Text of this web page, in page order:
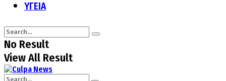
ΥΓΕΙΑ
No Result
View All Result